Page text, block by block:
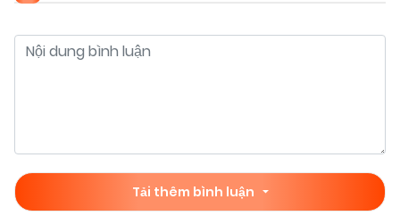
Tải thêm bình luận